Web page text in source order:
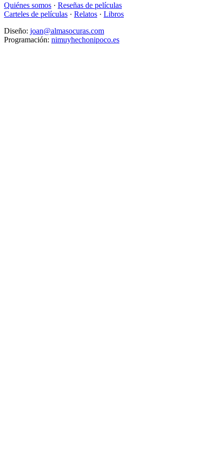
Quiénes somos · Reseñas de películas
Carteles de películas · Relatos · Libros
Diseño: joan@almasocuras.com
Programación: nimuyhechonipoco.es